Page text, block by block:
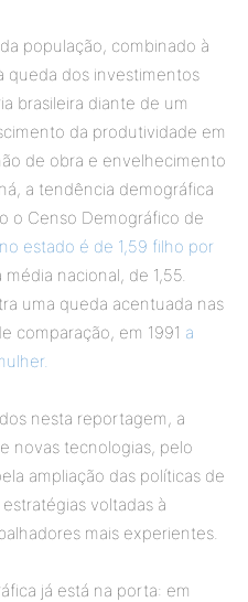
população, combinado à
queda dos investimentos
brasileira diante de um
da produtividade em
de obra e envelhecimento
a tendência demográfica
o Censo Demográfico de
estado é de 1,59 filho por
nacional, de 1,55.
uma queda acentuada nas
comparação, em 1991 a
nesta reportagem, a
novas tecnologias, pelo
ampliação das políticas de
voltadas à
mais experientes.
já está na porta: em